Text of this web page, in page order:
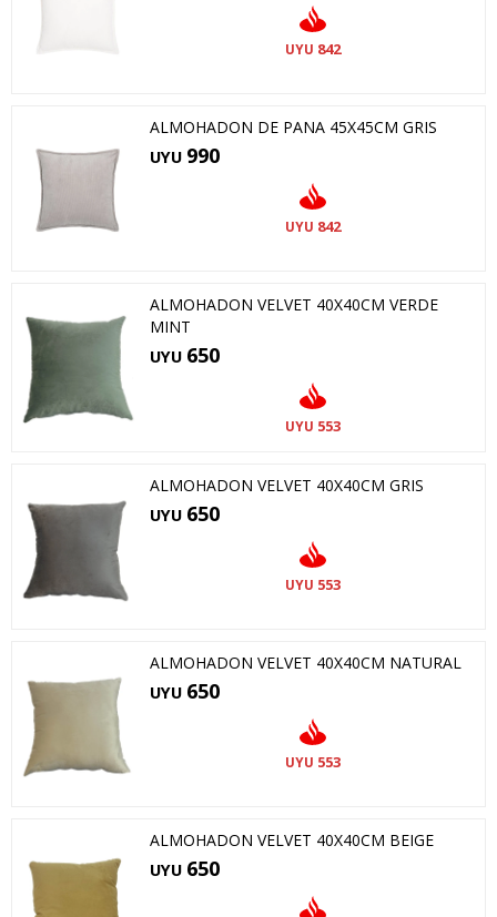
UYU 842
ALMOHADON DE PANA 45X45CM GRIS
UYU 990
UYU 842
ALMOHADON VELVET 40X40CM VERDE
MINT
UYU 650
UYU 553
ALMOHADON VELVET 40X40CM GRIS
UYU 650
UYU 553
ALMOHADON VELVET 40X40CM NATURAL
UYU 650
UYU 553
ALMOHADON VELVET 40X40CM BEIGE
UYU 650